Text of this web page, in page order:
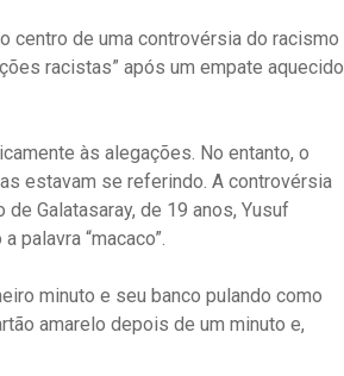
centro de uma controvérsia do racismo
racistas” após um empate aquecido
às alegações. No entanto, o
estavam se referindo. A controvérsia
Galatasaray, de 19 anos, Yusuf
palavra “macaco”.
minuto e seu banco pulando como
amarelo depois de um minuto e,